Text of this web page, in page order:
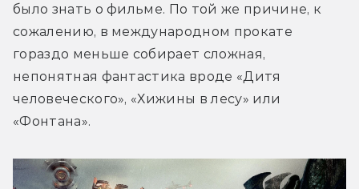
было знать о фильме. По той же причине, к
сожалению, в международном прокате
гораздо меньше собирает сложная,
непонятная фантастика вроде «Дитя
человеческого», «Хижины в лесу» или
«Фонтана».